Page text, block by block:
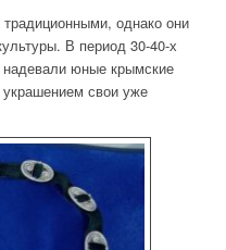
однако они
В период 30-40-х
юные крымские
свои уже